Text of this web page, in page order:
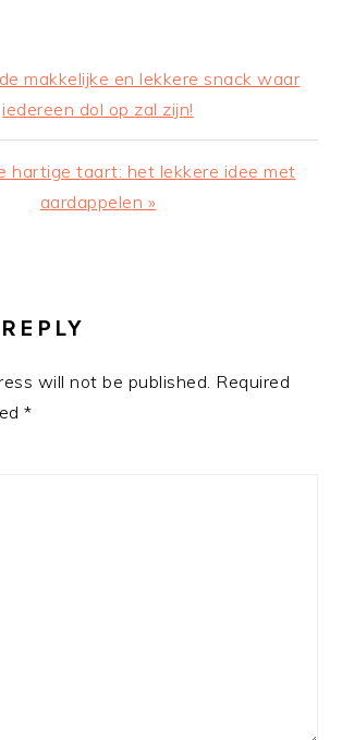
makkelijke en lekkere snack waar
iedereen dol op zal zijn!
hartige taart: het lekkere idee met
aardappelen »
will not be published. Required
*